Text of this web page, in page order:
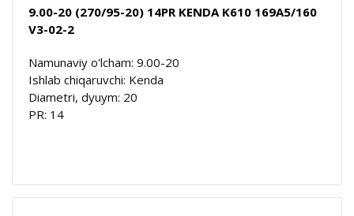
9.00-20 (270/95-20) 14PR KENDA K610 169A5/160
V3-02-2
Namunaviy o'lcham: 9.00-20
Ishlab chiqaruvchi: Kenda
Diametri, dyuym: 20
PR: 14